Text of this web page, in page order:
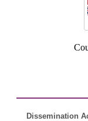
Dissemination